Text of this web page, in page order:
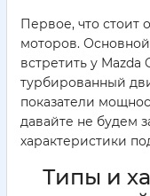
Первое, что стоит
моторов.
встретить у Mazda
турбированный
показатели
давайте не будем
характеристики
Типы и